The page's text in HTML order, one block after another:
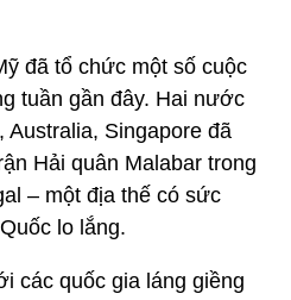
đã tổ chức một số cuộc
tuần gần đây. Hai nước
Australia, Singapore đã
Hải quân Malabar trong
– một địa thế có sức
lo lắng.
các quốc gia láng giềng